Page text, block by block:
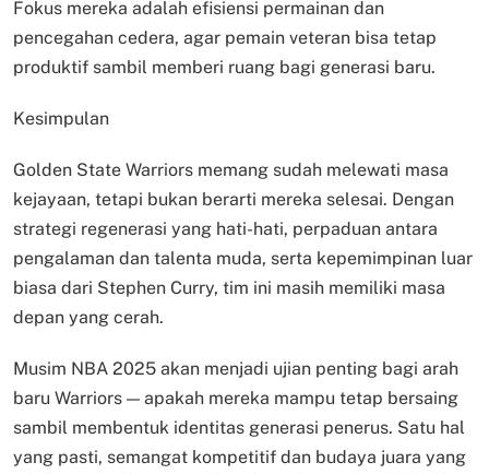
Fokus mereka adalah efisiensi permainan dan
pencegahan cedera, agar pemain veteran bisa tetap
produktif sambil memberi ruang bagi generasi baru.
Kesimpulan
Golden State Warriors memang sudah melewati masa
kejayaan, tetapi bukan berarti mereka selesai. Dengan
strategi regenerasi yang hati-hati, perpaduan antara
pengalaman dan talenta muda, serta kepemimpinan luar
biasa dari Stephen Curry, tim ini masih memiliki masa
depan yang cerah.
Musim NBA 2025 akan menjadi ujian penting bagi arah
baru Warriors — apakah mereka mampu tetap bersaing
sambil membentuk identitas generasi penerus. Satu hal
yang pasti, semangat kompetitif dan budaya juara yang